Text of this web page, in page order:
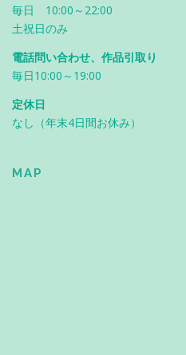
毎日 10:00～22:00
土祝日のみ
電話問い合わせ、作品引取り
毎日10:00～19:00
定休日
なし（年末4日間お休み）
MAP